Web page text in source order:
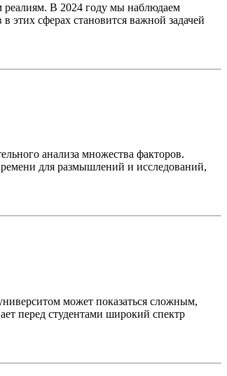
реалиям. В 2024 году мы наблюдаем
этих сферах становится важной задачей
анализа множества факторов.
для размышлений и исследований,
может показаться сложным,
перед студентами широкий спектр